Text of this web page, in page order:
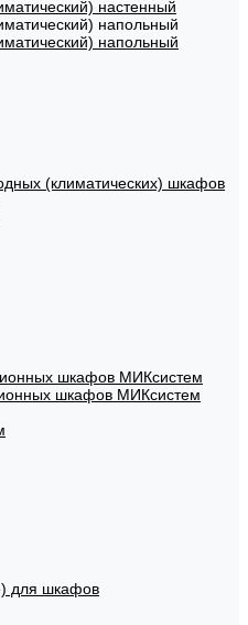
настенный
напольный
напольный
(климатических) шкафов
шкафов МИКсистем
шкафов МИКсистем
для шкафов